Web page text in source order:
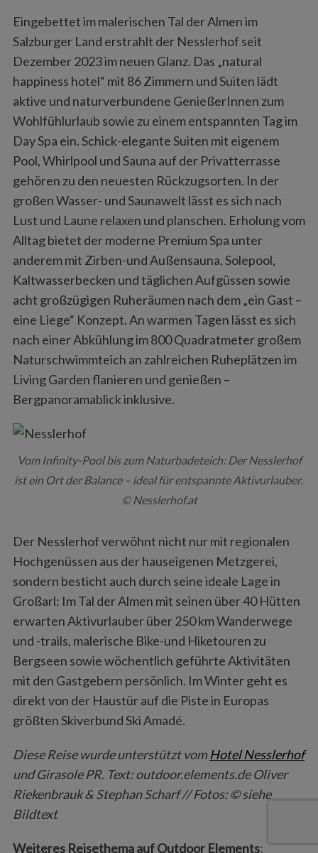
Eingebettet im malerischen Tal der Almen im
Salzburger Land erstrahlt der Nesslerhof seit
Dezember 2023 im neuen Glanz. Das „natural
happiness hotel“ mit 86 Zimmern und Suiten lädt
aktive und naturverbundene GenießerInnen zum
Wohlfühlurlaub sowie zu einem entspannten Tag im
Day Spa ein. Schick-elegante Suiten mit eigenem
Pool, Whirlpool und Sauna auf der Privatterrasse
gehören zu den neuesten Rückzugsorten. In der
großen Wasser- und Saunawelt lässt es sich nach
Lust und Laune relaxen und planschen. Erholung vom
Alltag bietet der moderne Premium Spa unter
anderem mit Zirben-und Außensauna, Solepool,
Kaltwasserbecken und täglichen Aufgüssen sowie
acht großzügigen Ruheräumen nach dem „ein Gast –
eine Liege“ Konzept. An warmen Tagen lässt es sich
nach einer Abkühlung im 800 Quadratmeter großem
Naturschwimmteich an zahlreichen Ruheplätzen im
Living Garden flanieren und genießen –
Bergpanoramablick inklusive.
Vom Infinity-Pool bis zum Naturbadeteich: Der Nesslerhof
ist ein Ort der Balance – ideal für entspannte Aktivurlauber.
© Nesslerhof.at
Der Nesslerhof verwöhnt nicht nur mit regionalen
Hochgenüssen aus der hauseigenen Metzgerei,
sondern besticht auch durch seine ideale Lage in
Großarl: Im Tal der Almen mit seinen über 40 Hütten
erwarten Aktivurlauber über 250 km Wanderwege
und -trails, malerische Bike-und Hiketouren zu
Bergseen sowie wöchentlich geführte Aktivitäten
mit den Gastgebern persönlich. Im Winter geht es
direkt von der Haustür auf die Piste in Europas
größten Skiverbund Ski Amadé.
Diese Reise wurde unterstützt vom Hotel Nesslerhof
und Girasole PR. Text: outdoor.elements.de Oliver
Riekenbrauk & Stephan Scharf // Fotos: © siehe
Bildtext
Weiteres Reisethema auf Outdoor Elements: